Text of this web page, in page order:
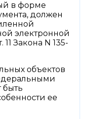
в форме
должен
электронной
Закона N 135-
объектов
быть
ее